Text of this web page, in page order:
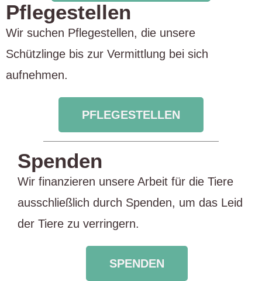
Pflegestellen
Wir suchen Pflegestellen, die unsere
Schützlinge bis zur Vermittlung bei sich
aufnehmen.
PFLEGESTELLEN
Spenden
Wir finanzieren unsere Arbeit für die Tiere
ausschließlich durch Spenden, um das Leid
der Tiere zu verringern.
SPENDEN